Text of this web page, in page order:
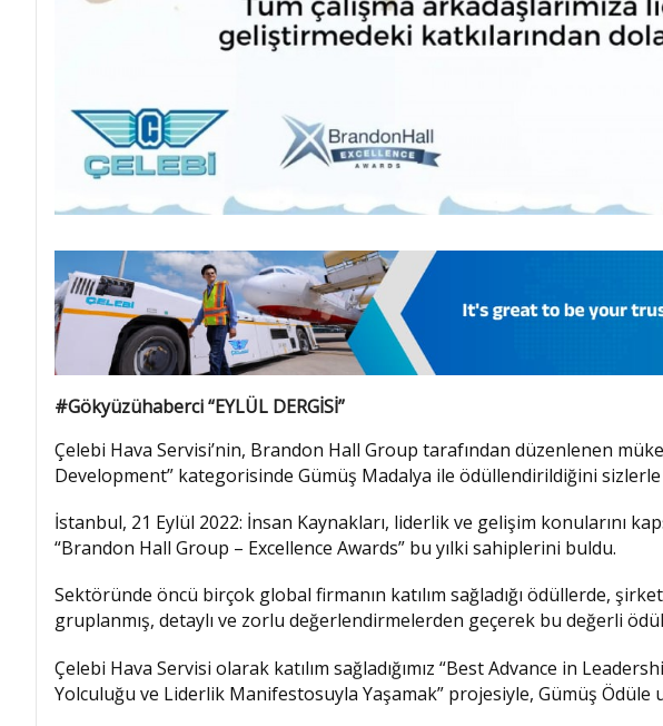
#Gökyüzühaberci “EYLÜL DERGİSİ”
Çelebi Hava Servisi’nin, Brandon Hall Group tarafından düzenlenen
Development” kategorisinde Gümüş Madalya ile ödüllendirildiğini
İstanbul, 21 Eylül 2022: İnsan Kaynakları, liderlik ve gelişim konularını
“Brandon Hall Group – Excellence Awards” bu yılki sahiplerini buldu.
Sektöründe öncü birçok global firmanın katılım sağladığı ödüllerde,
gruplanmış, detaylı ve zorlu değerlendirmelerden geçerek bu değerli ödül
Çelebi Hava Servisi olarak katılım sağladığımız “Best Advance in
Yolculuğu ve Liderlik Manifestosuyla Yaşamak” projesiyle, Gümüş Ödüle